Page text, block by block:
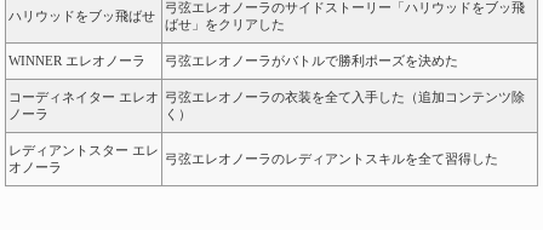
ハリウッドをブッ飛ばせ
弓弦エレオノーラのサイドストーリー「ハリウッドをブッ飛
ばせ」をクリアした
WINNER エレオノーラ 弓弦エレオノーラがバトルで勝利ポーズを決めた
コーディネイター エレオ
ノーラ
弓弦エレオノーラの衣装を全て入手した（追加コンテンツ除
く）
レディアントスター エレ
オノーラ
弓弦エレオノーラのレディアントスキルを全て習得した